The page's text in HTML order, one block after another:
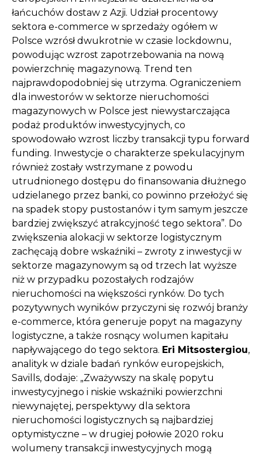
łańcuchów dostaw z Azji. Udział procentowy
sektora e-commerce w sprzedaży ogółem w
Polsce wzrósł dwukrotnie w czasie lockdownu,
powodując wzrost zapotrzebowania na nową
powierzchnię magazynową. Trend ten
najprawdopodobniej się utrzyma. Ograniczeniem
dla inwestorów w sektorze nieruchomości
magazynowych w Polsce jest niewystarczająca
podaż produktów inwestycyjnych, co
spowodowało wzrost liczby transakcji typu forward
funding. Inwestycje o charakterze spekulacyjnym
również zostały wstrzymane z powodu
utrudnionego dostępu do finansowania dłużnego
udzielanego przez banki, co powinno przełożyć się
na spadek stopy pustostanów i tym samym jeszcze
bardziej zwiększyć atrakcyjność tego sektora”. Do
zwiększenia alokacji w sektorze logistycznym
zachęcają dobre wskaźniki – zwroty z inwestycji w
sektorze magazynowym są od trzech lat wyższe
niż w przypadku pozostałych rodzajów
nieruchomości na większości rynków. Do tych
pozytywnych wyników przyczyni się rozwój branży
e-commerce, która generuje popyt na magazyny
logistyczne, a także rosnący wolumen kapitału
napływającego do tego sektora. Eri Mitsostergiou,
analityk w dziale badań rynków europejskich,
Savills, dodaje: „Zważywszy na skalę popytu
inwestycyjnego i niskie wskaźniki powierzchni
niewynajętej, perspektywy dla sektora
nieruchomości logistycznych są najbardziej
optymistyczne – w drugiej połowie 2020 roku
wolumeny transakcji inwestycyjnych mogą